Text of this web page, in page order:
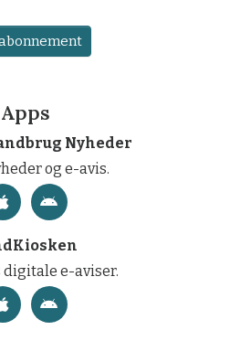
Apps
Nyheder
og e-avis.
digitale e-aviser.